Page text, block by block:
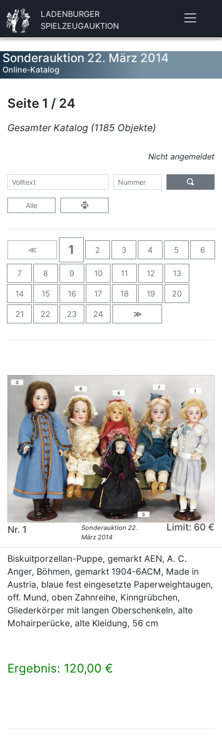
LADENBURGER
SPIELZEUGAUKTION
Sonderauktion 22. März 2014
Online-Katalog
Seite 1 / 24
Gesamter Katalog (1185 Objekte)
Nicht angemeldet
Alle
≪ 1 2 3 4 5 6
7 8 9 10 11 12 13
14 15 16 17 18 19 20
21 22 23 24 ≫
Nr. 1
Sonderauktion 22.
März 2014
Limit: 60 €
Biskuitporzellan-Puppe, gemarkt AEN, A. C.
Anger, Böhmen, gemarkt 1904-6ACM, Made in
Austria, blaue fest eingesetzte Paperweightaugen,
off. Mund, oben Zahnreihe, Kinngrübchen,
Gliederkörper mit langen Oberschenkeln, alte
Mohairperücke, alte Kleidung, 56 cm
Ergebnis: 120,00 €